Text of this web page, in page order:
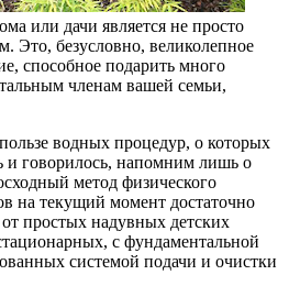
или дачи является не просто
Это, безусловно, великолепное
способное подарить много
членам вашей семьи,
водных процедур, о которых
и говорилось, напомним лишь о
метод физического
на текущий момент достаточно
простых надувных детских
с фундаментальной
системой подачи и очистки